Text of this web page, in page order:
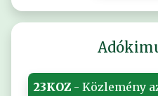
23KOZ - Közlemény